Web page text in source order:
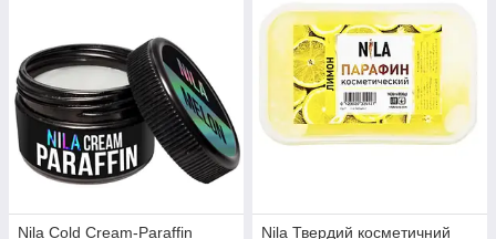
Nila Cold Cream-Paraffin
Nila Твердий косметичний